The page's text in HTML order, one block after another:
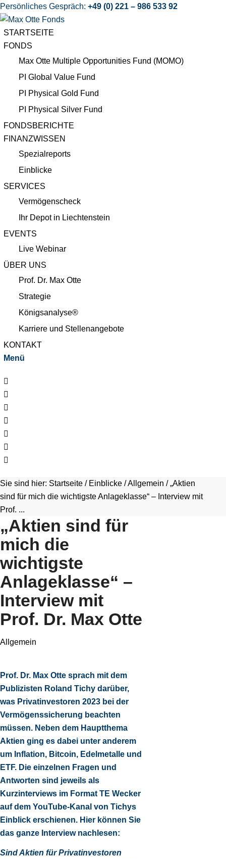
Persönliches Gespräch: +49 (0) 221 – 986 533 92
STARTSEITE
FONDS
Max Otte Multiple Opportunities Fund (MOMO)
PI Global Value Fund
PI Physical Gold Fund
PI Physical Silver Fund
FONDSBERICHTE
FINANZWISSEN
Spezialreports
Einblicke
SERVICES
Vermögenscheck
Ihr Depot in Liechtenstein
EVENTS
Live Webinar
ÜBER UNS
Prof. Dr. Max Otte
Strategie
Königsanalyse®
Karriere und Stellenangebote
KONTAKT
Menü
Sie sind hier: Startseite / Einblicke /Allgemein / „Aktien
sind für mich die wichtigste Anlageklasse“ – Interview mit
Prof. ...
„Aktien sind für
mich die
wichtigste
Anlageklasse“ –
Interview mit
Prof. Dr. Max Otte
Allgemein
Prof. Dr. Max Otte sprach mit dem
Publizisten Roland Tichy darüber,
was Privatinvestoren 2023 bei der
Vermögenssicherung beachten
müssen. Neben dem Hauptthema
Aktien ging es dabei unter anderem
um Inflation, Bitcoin, Edelmetalle und
ETF. Die einzelnen Fragen und
Antworten sind jeweils als
Kurzinterviews im Format TE Wecker
auf dem YouTube-Kanal von Tichys
Einblick erschienen. Hier können Sie
das ganze Interview nachlesen:
Sind Aktien für Privatinvestoren